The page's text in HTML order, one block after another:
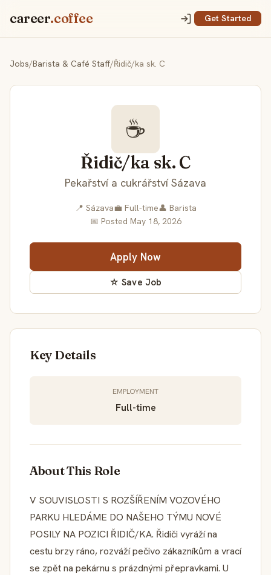
career.coffee Get Started
Jobs/Barista & Café Staff/Řidič/ka sk. C
☕
Řidič/ka sk. C
Pekařství a cukrářství Sázava
📍 Sázava💼 Full-time👤 Barista
📅 Posted May 18, 2026
Apply Now
☆ Save Job
Key Details
EMPLOYMENT
Full-time
About This Role
V SOUVISLOSTI S ROZŠÍŘENÍM VOZOVÉHO
PARKU HLEDÁME DO NAŠEHO TÝMU NOVÉ
POSILY NA POZICI ŘIDIČ/KA. Řidiči vyráží na
cestu brzy ráno, rozváží pečivo zákazníkům a vrací
se zpět na pekárnu s prázdnými přepravkami. U